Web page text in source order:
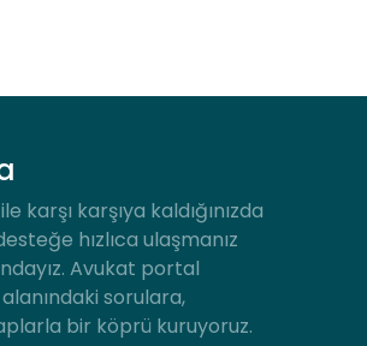
karşı karşıya kaldığınızda
hızlıca ulaşmanız
Avukat portal
sorulara,
bir köprü kuruyoruz.